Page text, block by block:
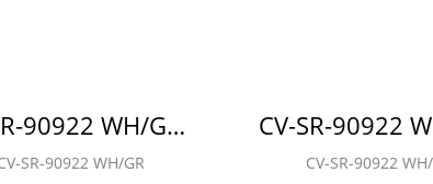
CV-SR-90922 WH/GR ฝารองนั่งอัตโนมัติ แบบใช้ไฟฟ้า รุ่น Klirr Pro
SR-90922 WH/GR
CV-SR-90922